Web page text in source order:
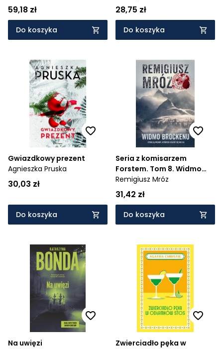
59,18 zł
Do koszyka
28,75 zł
Do koszyka
Gwiazdkowy prezent
Agnieszka Pruska
30,03 zł
Do koszyka
Seria z komisarzem
Forstem. Tom 8. Widmo
Brockenu
Remigiusz Mróz
31,42 zł
Do koszyka
Na uwięzi
Zwierciadło pęka w